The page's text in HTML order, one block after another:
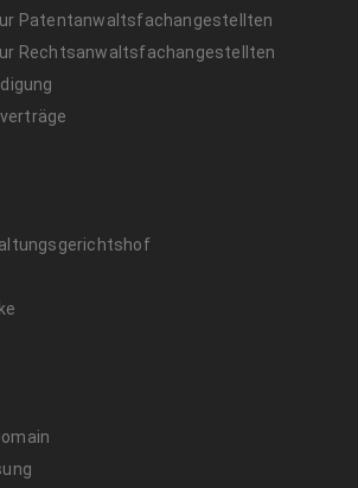
Patentanwaltsfachangestellten
Rechtsanwaltsfachangestellten